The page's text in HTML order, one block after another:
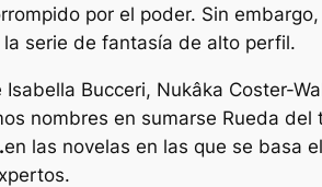
por el poder. Sin
serie de fantasía de alto perfil.
Bucceri, Nukâka Coster-
nombres en sumarse Rueda del
en las novelas en las que se basa